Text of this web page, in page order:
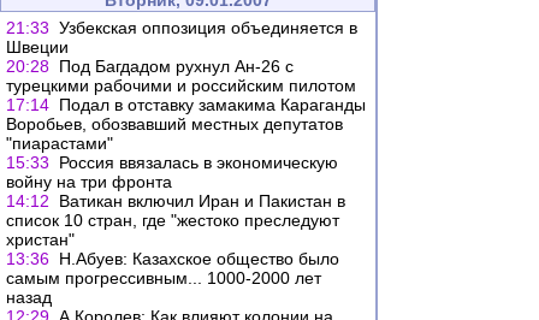
21:33 Узбекская оппозиция объединяется в
Швеции
20:28 Под Багдадом рухнул Ан-26 с
турецкими рабочими и российским пилотом
17:14 Подал в отставку замакима Караганды
Воробьев, обозвавший местных депутатов
"пиарастами"
15:33
Россия ввязалась в экономическую
войну на три фронта
14:12
Ватикан включил Иран и Пакиcтан в
список 10 стран, где "жестоко преследуют
христан"
13:36 Н.Абуев: Казахское общество было
самым прогрессивным... 1000-2000 лет
назад